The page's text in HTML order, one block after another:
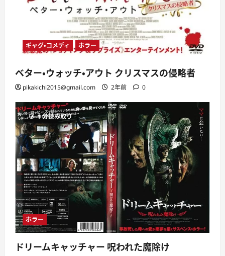
ギャグ・コメディ ホラー
ベター・ウォッチ・アウト クリスマスの侵略者
pikakichi2015@gmail.com 2年前 0
1 分読み取り
ホラー
ドリームキャッチャー 呪われた魔除け